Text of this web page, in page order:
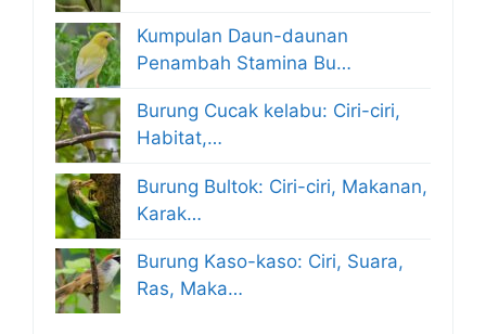
Kumpulan Daun-daunan
Penambah Stamina Bu…
Burung Cucak kelabu: Ciri-ciri,
Habitat,…
Burung Bultok: Ciri-ciri, Makanan,
Karak…
Burung Kaso-kaso: Ciri, Suara,
Ras, Maka…